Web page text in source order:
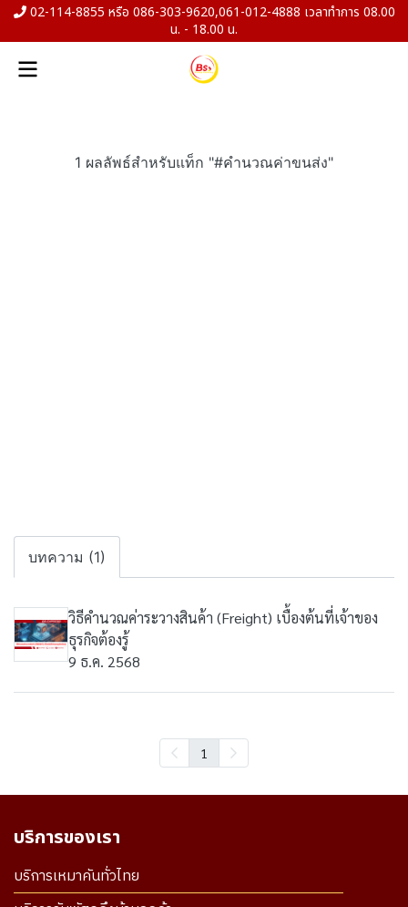
02-114-8855 หรือ 086-303-9620,061-012-4888 เวลาทำการ 08.00
น. - 18.00 น.
1 ผลลัพธ์สำหรับแท็ก "#คำนวณค่าขนส่ง"
บทความ (1)
วิธีคำนวณค่าระวางสินค้า (Freight) เบื้องต้นที่เจ้าของ
ธุรกิจต้องรู้
9 ธ.ค. 2568
1
บริการของเรา
บริการเหมาคันทั่วไทย